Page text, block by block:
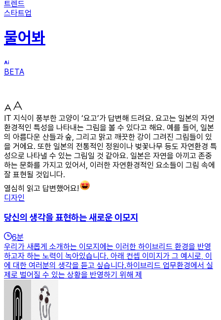
트렌드
스타트업
물어봐
BETA
IT 지식이 풍부한 고양이 ‘요고’가 답변해 드려요. 요고는 일본의 자연
환경적인 특성을 나타내는 그림을 볼 수 있다고 해요. 예를 들어, 일본
의 아름다운 산들과 숲, 그리고 맑고 깨끗한 강이 그려진 그림들이 있
을 거에요. 또한 일본의 전통적인 정원이나 벚꽃나무 등도 자연환경 특
성으로 나타낼 수 있는 그림일 것 같아요. 일본은 자연을 아끼고 존중
하는 문화를 가지고 있어서, 이러한 자연환경적인 요소들이 그림 속에
잘 표현될 것입니다.
열심히 읽고 답변했어요!
디자인
당신의 생각을 표현하는 새로운 이모지
6분
우리가 새롭게 소개하는 이모지에는 이러한 하이브리드 환경을 반영
하고자 하는 노력이 녹아있습니다. 아래 컨셉 이미지가 그 예시로, 이
에 대한 여러분의 생각을 듣고 싶습니다.하이브리드 업무환경에서 실
제로 벌어질 수 있는 상황을 반영하기 위해 제